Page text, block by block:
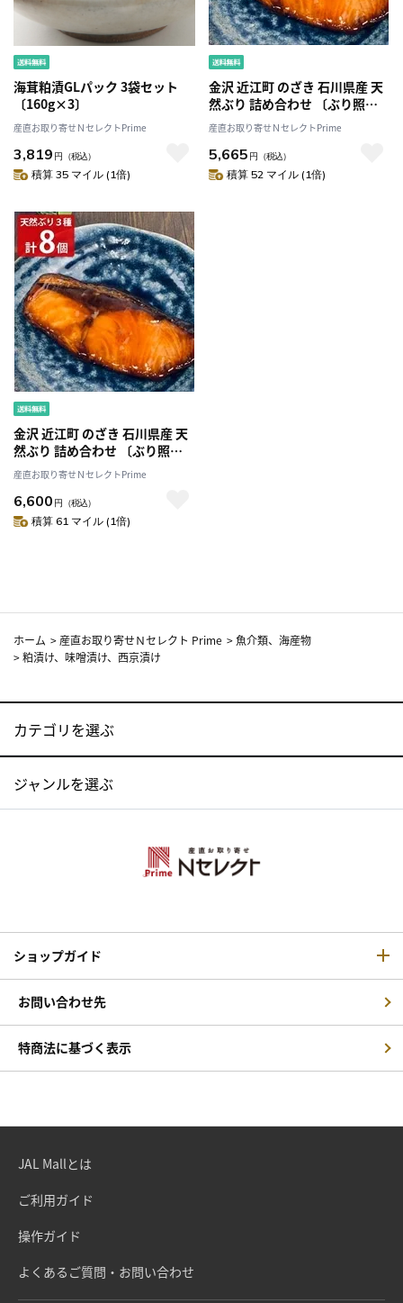
海茸粕漬GLパック 3袋セット
〔160g×3〕
産直お取り寄せＮセレクトPrime
3,819 円 （税込）
積算 35 マイル (1倍)
金沢 近江町 のざき 石川県産 天
然ぶり 詰め合わせ 〔ぶり照焼
×2、ぶり西京焼×2、ぶり酒粕
焼×2 各(約)80g〕［沖縄県・離
島 配送不可］
産直お取り寄せＮセレクトPrime
5,665 円 （税込）
積算 52 マイル (1倍)
金沢 近江町 のざき 石川県産 天
然ぶり 詰め合わせ 〔ぶり照焼
×4、ぶり西京焼×2、ぶり酒粕
焼×2 各(約)80g〕［沖縄県・離
島 配送不可］
産直お取り寄せＮセレクトPrime
6,600 円 （税込）
積算 61 マイル (1倍)
ホーム > 産直お取り寄せＮセレクト Prime >魚介類、海産物
>粕漬け、味噌漬け、西京漬け
カテゴリを選ぶ
ジャンルを選ぶ
ショップガイド
お問い合わせ先
特商法に基づく表示
JAL Mallとは
ご利用ガイド
操作ガイド
よくあるご質問・お問い合わせ